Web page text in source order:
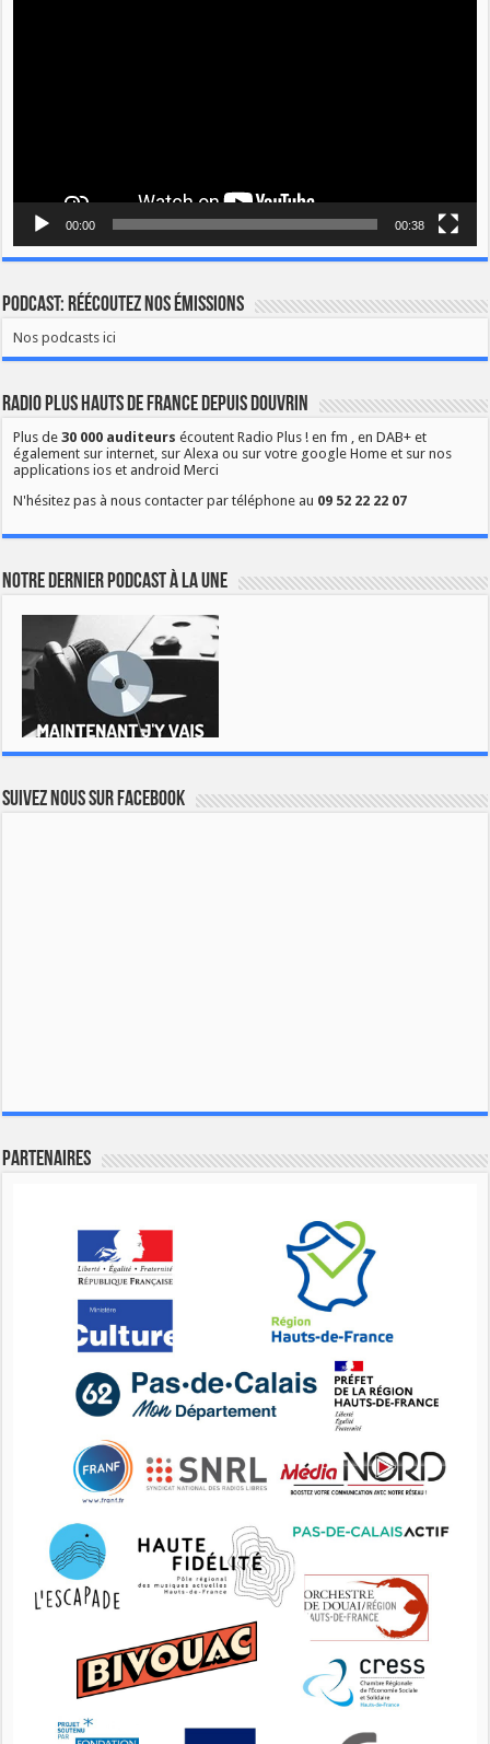
00:00 00:38
Podcast: Réécoutez nos émissions
Nos podcasts ici
Radio Plus Hauts de France depuis Douvrin
Plus de30 000 auditeurs écoutent Radio Plus ! en fm , en DAB+ et
également sur internet, sur Alexa ou sur votre google Home et sur nos
applications ios et android Merci
N'hésitez pas à nous contacter par téléphone au 09 52 22 22 07
Notre dernier podcast à la une
Suivez nous sur Facebook
Partenaires